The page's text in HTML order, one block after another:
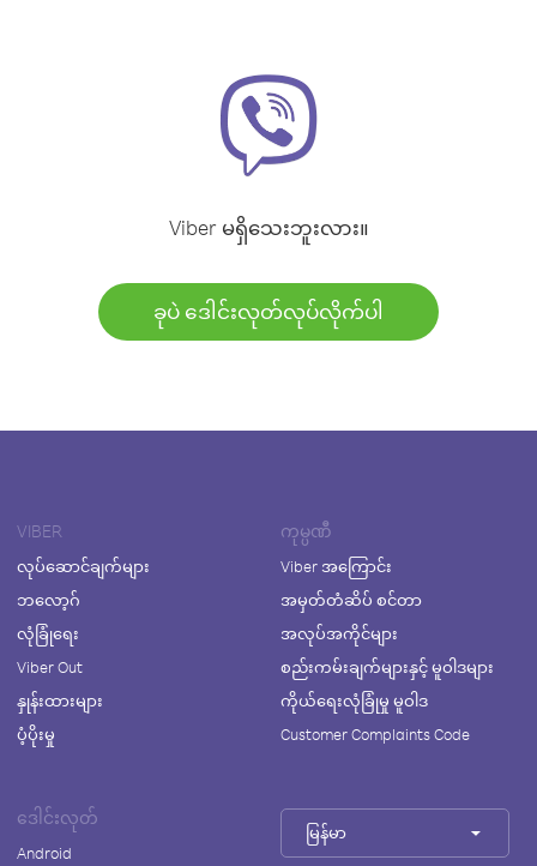
Viber မရှိသေးဘူးလား။
ခုပဲ ဒေါင်းလုတ်လုပ်လိုက်ပါ
VIBER
လုပ်ဆောင်ချက်များ
ဘလော့ဂ်
လုံခြုံရေး
Viber Out
နှုန်းထားများ
ပံ့ပိုးမှု
ကုမ္ပဏီ
Viber အကြောင်း
အမှတ်တံဆိပ် စင်တာ
အလုပ်အကိုင်များ
စည်းကမ်းချက်များနှင့် မူဝါဒများ
ကိုယ်ရေးလုံခြုံမှု မူဝါဒ
Customer Complaints Code
ဒေါင်းလုတ်
Android
မြန်မာ